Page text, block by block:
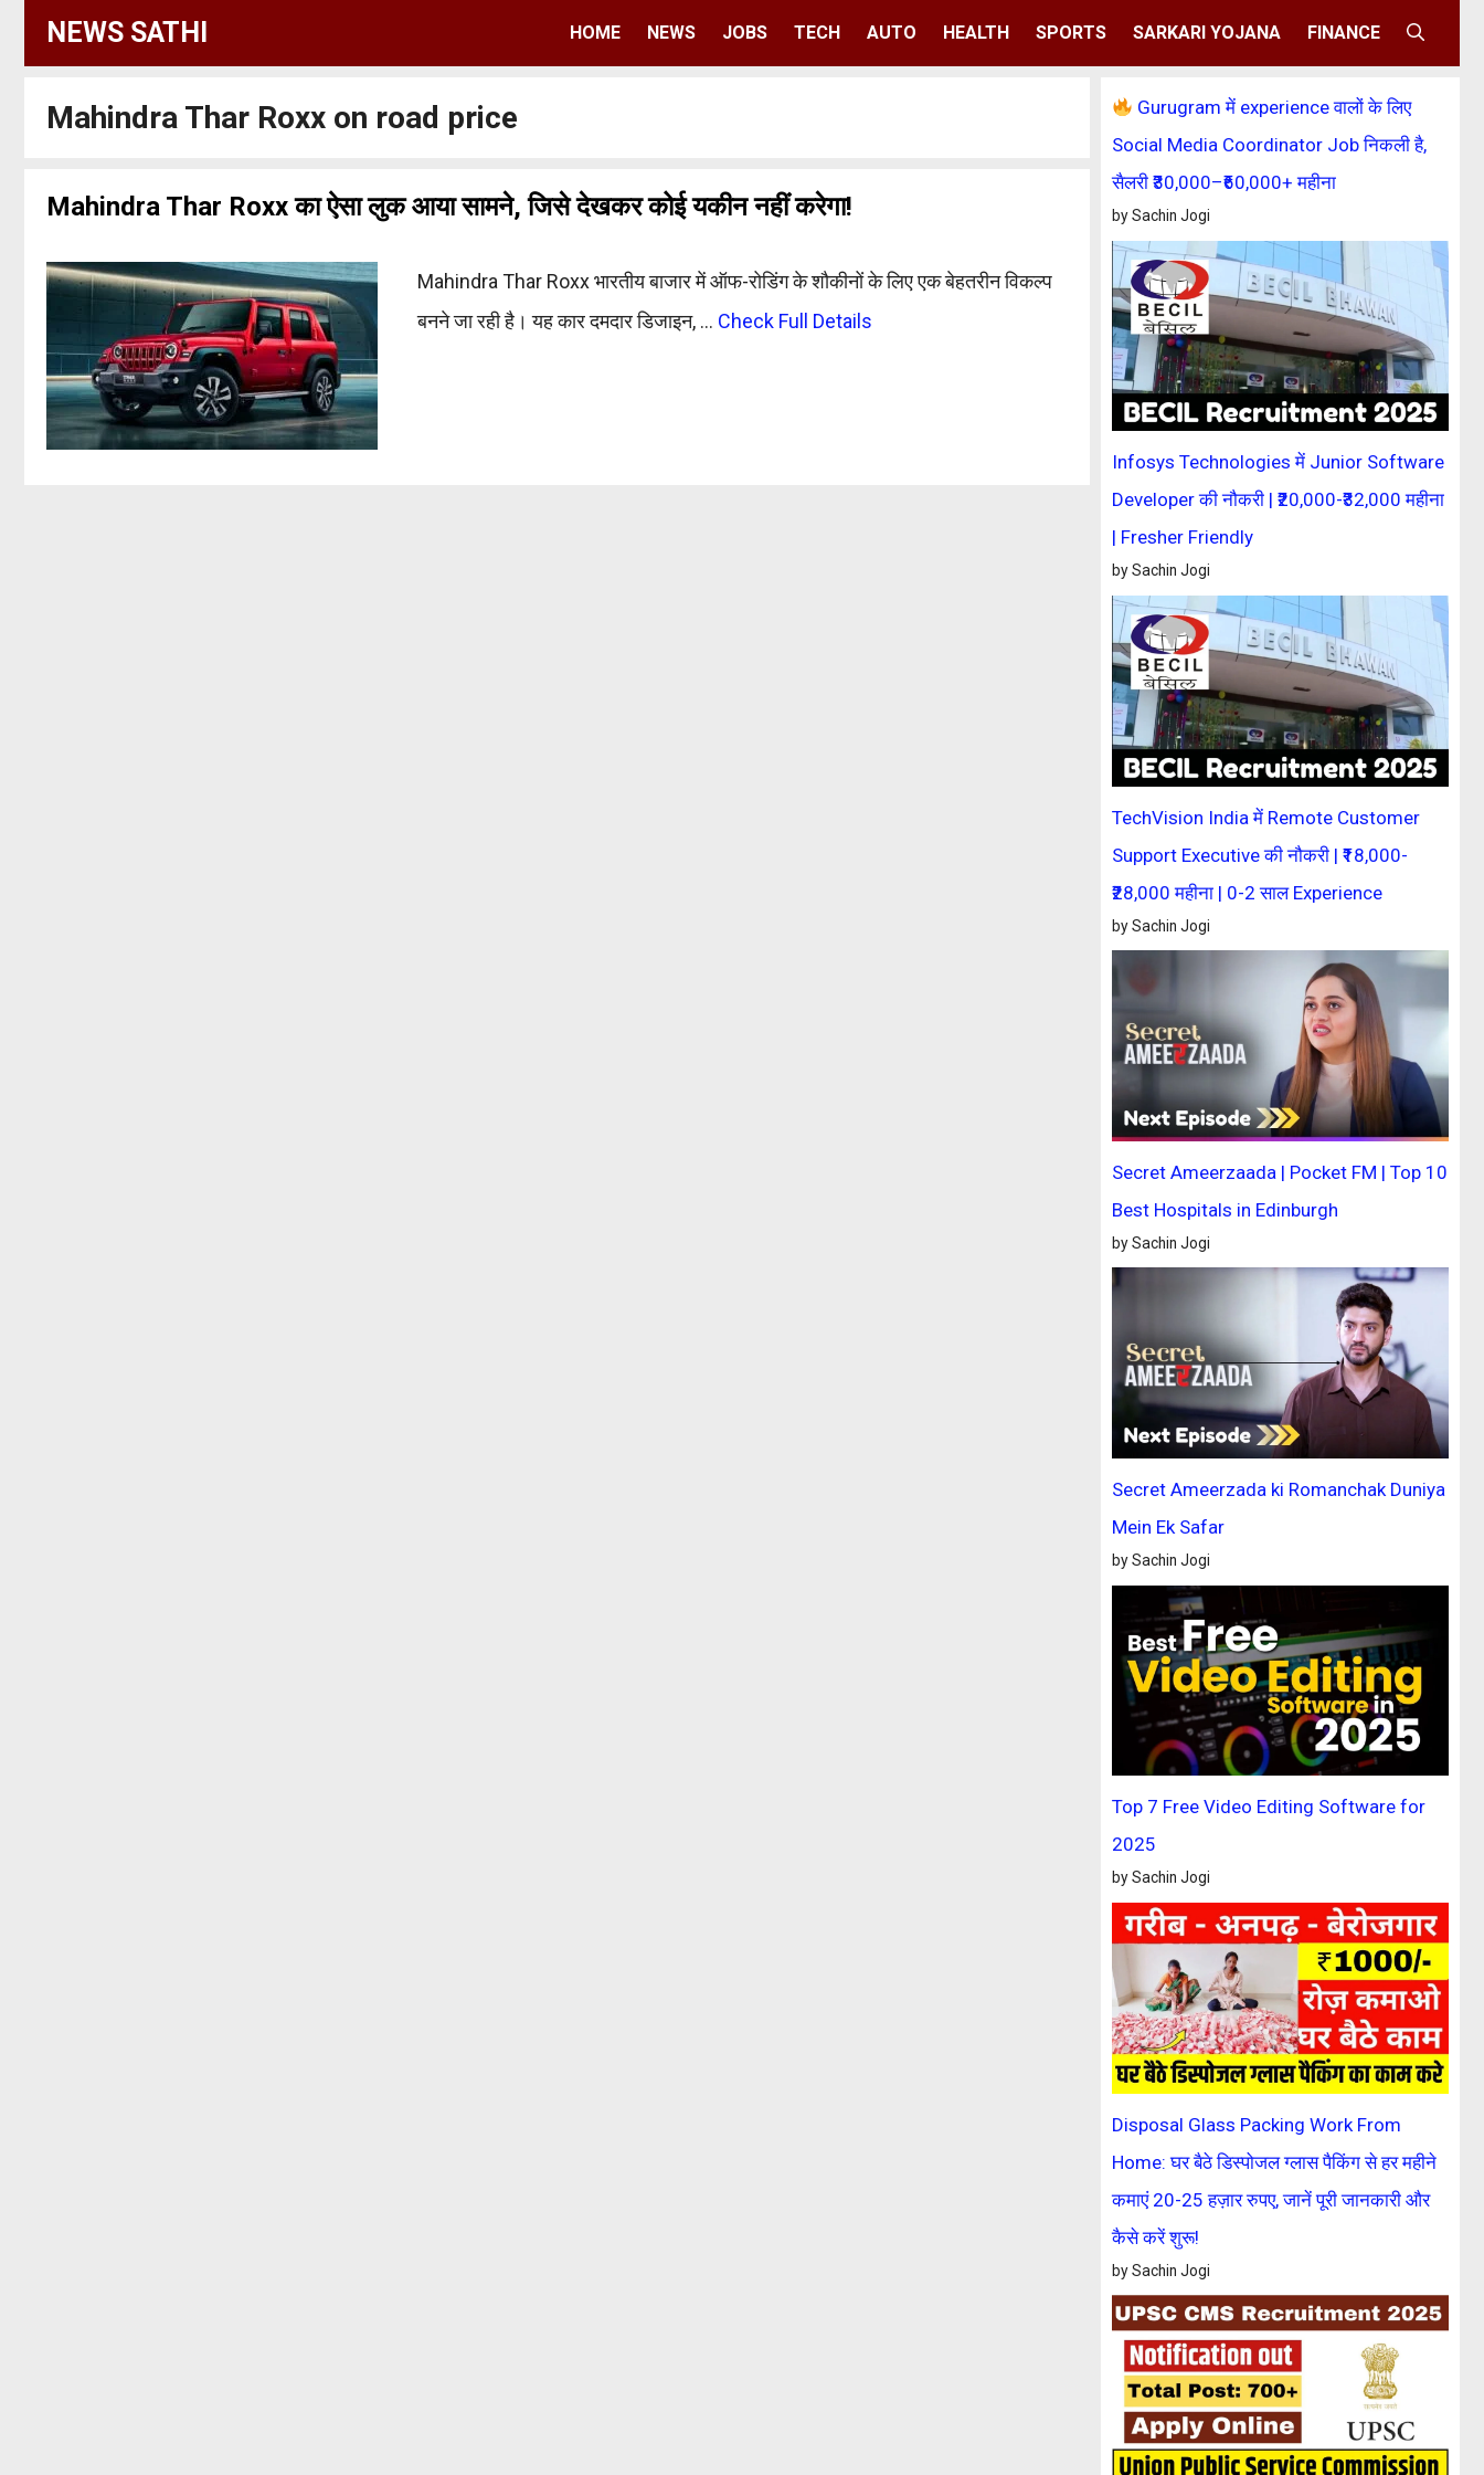
NEWS SATHI HOME NEWS JOBS TECH AUTO HEALTH SPORTS SARKARI YOJANA FINANCE
Mahindra Thar Roxx on road price
Mahindra Thar Roxx का ऐसा लुक आया सामने, जिसे देखकर कोई यकीन नहीं करेगा!
Mahindra Thar Roxx भारतीय बाजार में ऑफ-रोडिंग के शौकीनों के लिए एक बेहतरीन विकल्प
बनने जा रही है। यह कार दमदार डिजाइन, … Check Full Details
Gurugram में experience वालों के लिए
Social Media Coordinator Job निकली है,
सैलरी ₹30,000–₹60,000+ महीना
by Sachin Jogi
Infosys Technologies में Junior Software
Developer की नौकरी | ₹20,000-₹32,000 महीना
| Fresher Friendly
by Sachin Jogi
TechVision India में Remote Customer
Support Executive की नौकरी | ₹18,000-
₹28,000 महीना | 0-2 साल Experience
by Sachin Jogi
Secret Ameerzaada | Pocket FM | Top 10
Best Hospitals in Edinburgh
by Sachin Jogi
Secret Ameerzada ki Romanchak Duniya
Mein Ek Safar
by Sachin Jogi
Top 7 Free Video Editing Software for
2025
by Sachin Jogi
Disposal Glass Packing Work From
Home: घर बैठे डिस्पोजल ग्लास पैकिंग से हर महीने
कमाएं 20-25 हज़ार रुपए, जानें पूरी जानकारी और
कैसे करें शुरू!
by Sachin Jogi